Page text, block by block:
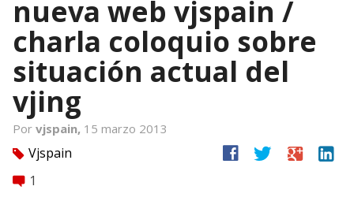
Noticias
Vjspain
Ayuda
Contacto
Entrar
nueva web vjspain /
charla coloquio sobre
situación actual del
vjing
Por vjspain, 15 marzo 2013
tag Vjspain
comment 1
facebook twitter google linkedin